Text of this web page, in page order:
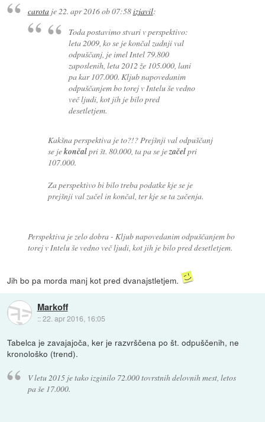
carotaje22. apr 2016 ob 07:58izjavil:
Toda postavimo stvari v perspektivo:
leta 2009, ko se je končal zadnji val
odpuščanj, je imel Intel 79.800
zaposlenih, leta 2012 že 105.000, lani
pa kar 107.000. Kljub napovedanim
odpuščanjem bo torej v Intelu še vedno
več ljudi, kot jih je bilo pred
desetletjem.
Kakšna perspektiva je to?!? Prejšnji val odpuščanj
se jekončalpri št. 80.000, ta pa se jezačelpri
107.000.
Za perspektivo bi bilo treba podatke kje se je
prejšnji val začel in končal, ter kje se ta začenja.
Perspektiva je zelo dobra - Kljubnapovedanimodpuščanjembo
torej v Intelu še vedno več ljudi, kot jih je bilopred desetletjem.
Jih bo pa morda manj kot pred dvanajstletjem.
Markoff
::22. apr 2016, 16:05
Tabelca je zavajajoča, ker je razvrščena po št. odpuščenih, ne
kronološko (trend).
V letu 2015 je tako izginilo 72.000 tovrstnih delovnih mest, letos
pa še 17.000.